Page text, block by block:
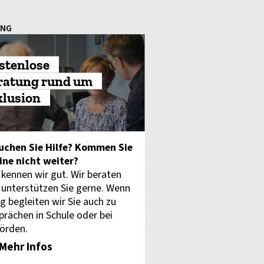
rund um
Sie Hilfe? Kommen Sie
nicht weiter?
kennen wir gut. Wir beraten
Sie gerne. Wenn
begleiten wir Sie auch zu
in Schule oder bei
Mehr Infos